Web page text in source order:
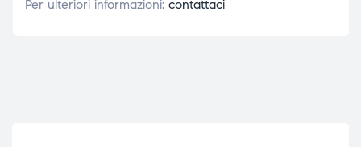
Per ulteriori informazioni: contattaci